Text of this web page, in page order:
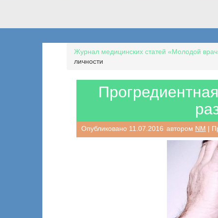
Журнал медицинских статей «Молодой
личности
Опубликовано 11.07.2016 автором NM |